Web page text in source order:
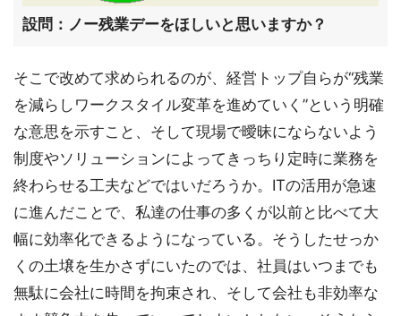
設問：ノー残業デーをほしいと思いますか？
そこで改めて求められるのが、経営トップ自らが“残業
を減らしワークスタイル変革を進めていく”という明確
な意思を示すこと、そして現場で曖昧にならないよう
制度やソリューションによってきっちり定時に業務を
終わらせる工夫などではいだろうか。ITの活用が急速
に進んだことで、私達の仕事の多くが以前と比べて大
幅に効率化できるようになっている。そうしたせっか
くの土壌を生かさずにいたのでは、社員はいつまでも
無駄に会社に時間を拘束され、そして会社も非効率な